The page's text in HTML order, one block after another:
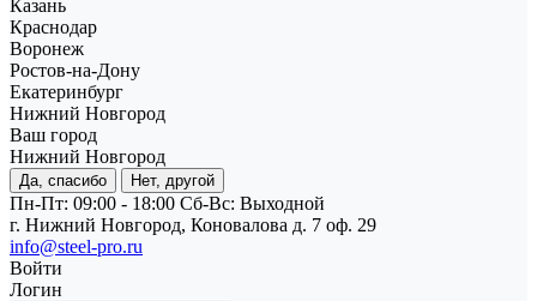
Казань
Краснодар
Воронеж
Ростов-на-Дону
Екатеринбург
Нижний Новгород
Ваш город
Нижний Новгород
Да, спасибо Нет, другой
Пн-Пт: 09:00 - 18:00 Cб-Вс: Выходной
г. Нижний Новгород, Коновалова д. 7 оф. 29
info@steel-pro.ru
Войти
Логин